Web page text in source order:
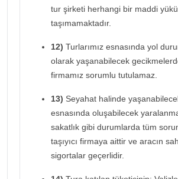
tur şirketi herhangi bir maddi
taşımamaktadır.
12) Turlarımız esnasında yol
olarak yaşanabilecek
firmamız sorumlu tutulamaz.
13) Seyahat halinde
esnasında oluşabilecek
sakatlık gibi durumlarda tüm
taşıyıcı firmaya aittir ve aracın
sigortalar geçerlidir.